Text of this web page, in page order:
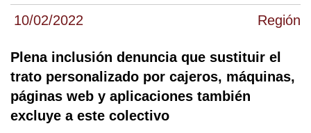
10/02/2022 Región
Plena inclusión denuncia que sustituir el
trato personalizado por cajeros, máquinas,
páginas web y aplicaciones también
excluye a este colectivo